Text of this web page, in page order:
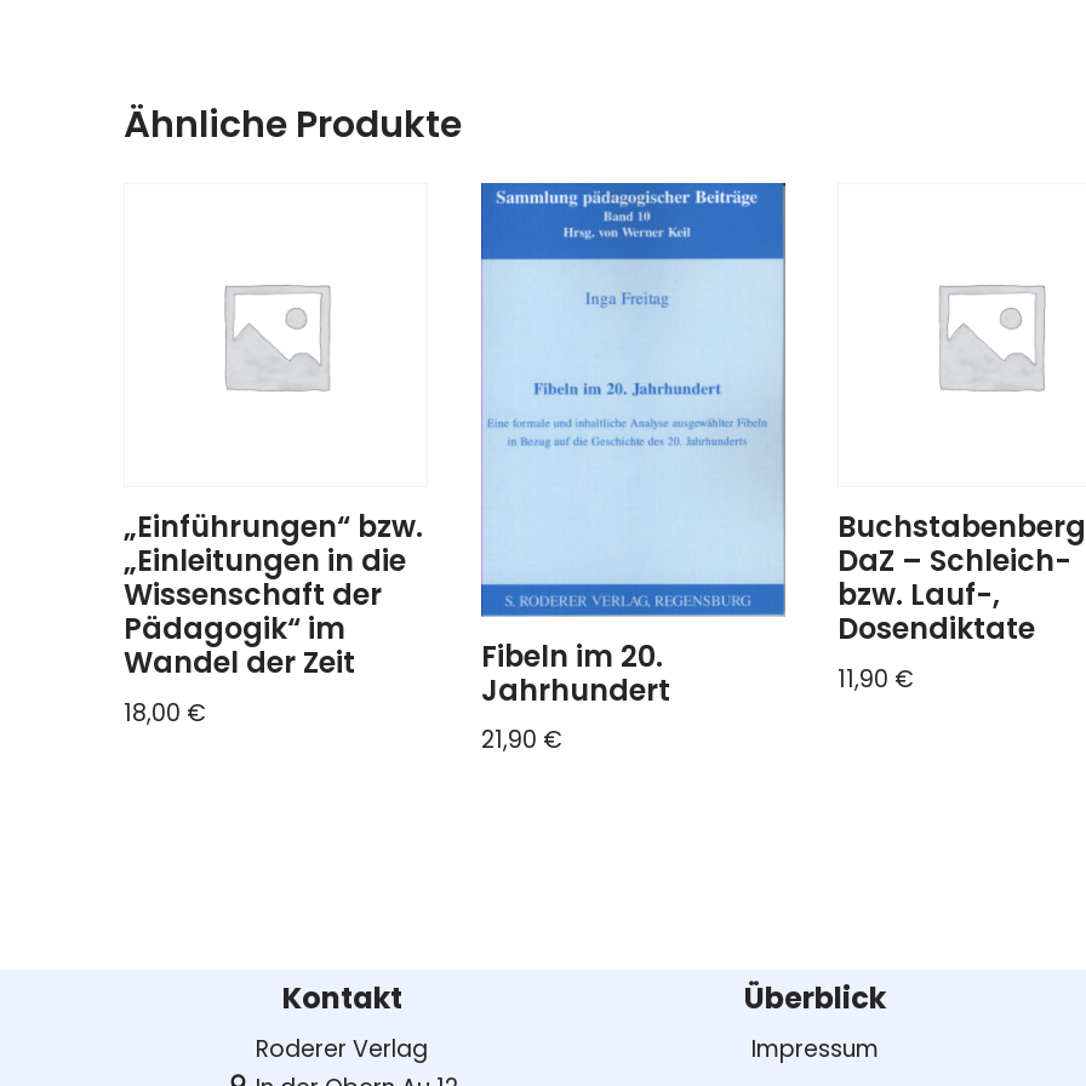
Ähnliche Produkte
„Einführungen“ bzw.
„Einleitungen in die
Wissenschaft der
Pädagogik“ im
Wandel der Zeit
18,00 €
Fibeln im 20.
Jahrhundert
21,90 €
DaZ – Schleich-
bzw. Lauf-,
Dosendiktate
11,90 €
Kontakt
Roderer Verlag
Überblick
Impressum